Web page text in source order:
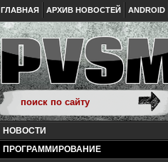
ГЛАВНАЯ АРХИВ НОВОСТЕЙ ANDROID
НОВОСТИ
ПРОГРАММИРОВАНИЕ